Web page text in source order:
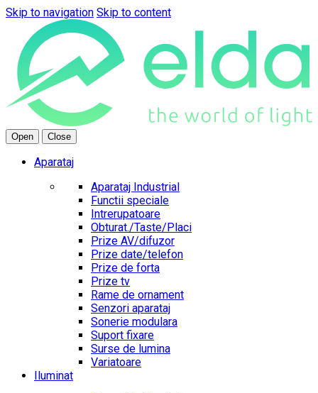
Skip to navigation Skip to content
Open Close
Aparataj
Aparataj Industrial
Functii speciale
Intrerupatoare
Obturat./Taste/Placi
Prize AV/difuzor
Prize date/telefon
Prize de forta
Prize tv
Rame de ornament
Senzori aparataj
Sonerie modulara
Suport fixare
Surse de lumina
Variatoare
Iluminat